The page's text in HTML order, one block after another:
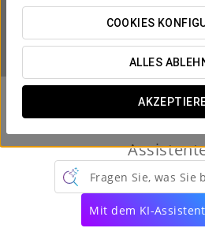
COOKIES
ALLES
WANN MÖCHTEN SIE

Fragen Sie, was Sie
Mit dem KI-